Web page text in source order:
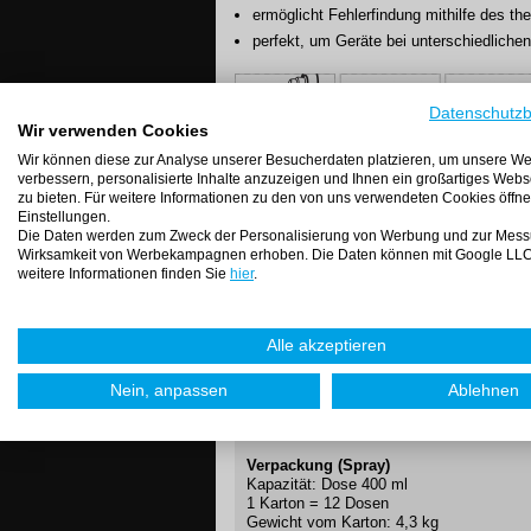
ermöglicht Fehlerfindung mithilfe des
perfekt, um Geräte bei
1. Beim Ausblasen vom Staub und
Position - mit der Düse nach oben
2. Beim Einfrieren halten die Dose mit
Röhrchen
kurzes
Röhrchen
Verpackung (Spray)
Kapazität: Dose 400 ml
1 Karton = 12 Dosen
Gewicht vom Karton: 4,3 kg
Wir verwenden Cookies
Wir können diese zur Analyse unserer Besucherdaten platzieren, um unsere
verbessern, personalisierte Inhalte anzuzeigen und Ihnen ein großartiges
zu bieten. Für weitere Informationen zu den von uns verwendeten Cookies
Einstellungen.
Die Daten werden zum Zweck der Personalisierung von Werbung und zur
Wirksamkeit von Werbekampagnen erhoben. Die Daten können mit Google
weitere Informationen finden Sie hier.
Alle akzeptieren
Nein, anpassen Ablehnen